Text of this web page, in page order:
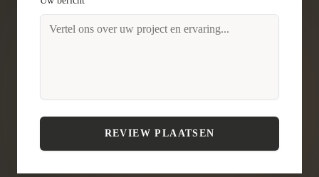
REVIEW PLAATSEN